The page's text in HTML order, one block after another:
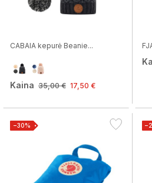
CABAIA kepurė Beanie...
Kaina 35,00 € 17,50 €
−30%